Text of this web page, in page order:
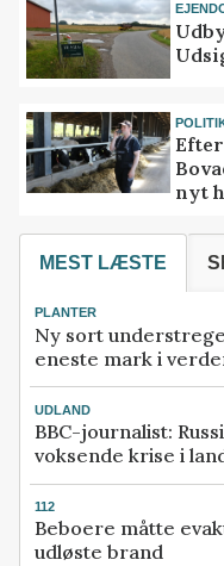
nyt
MEST LÆSTE
PLANTER
Ny sort
eneste mark i
UDLAND
BBC-journalist:
voksende krise i
112
Beboere måtte
udløste brand